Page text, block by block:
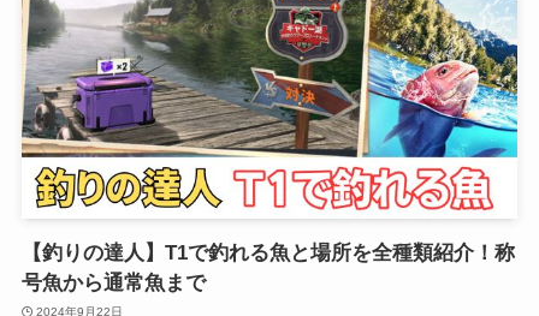
【釣りの達人】T1で釣れる魚と場所を全種類紹介！称
号魚から通常魚まで
2024年9月22日